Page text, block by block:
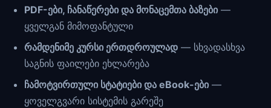
PDF-ები, ჩანაწერები და მონაცემთა ბაზები —
ყველგან მიმოფანტული
რამდენიმე კურსი ერთდროულად — სხვადასხვა
საგნის ფაილები ეხლარება
ჩამოტვირთული სტატიები და eBook-ები —
ყოველგვარი სისტემის გარეშე